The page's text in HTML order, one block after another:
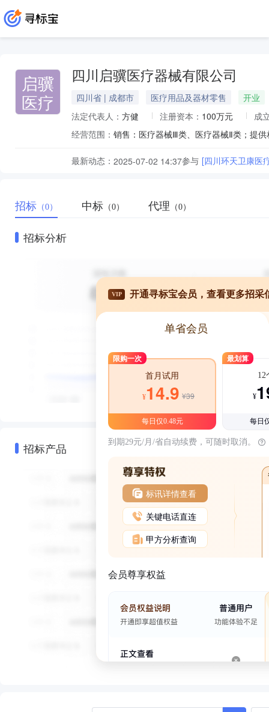
启骥
医疗
四川启骥医疗器械有限公司
四川省 | 成都市 医疗用品及器材零售
开业
法定代表人： 方健 注册资本： 100万元
成
经营范围：
最新动态： 2025-07-02 14:37参与 [四川环天卫康医
招标 （0） 中标 （0） 代理 （0）
招标分析
招标产品
VIP 开通寻标宝会员，查看更多招采
单省会员
限购一次
首月试用
¥14.9 ¥39
每日仅0.48元
最划算
12
¥
每日
到期29元/月/省自动续费，可随时取消。
标讯详情查看
关键电话直连
甲方分析查询
会员尊享权益